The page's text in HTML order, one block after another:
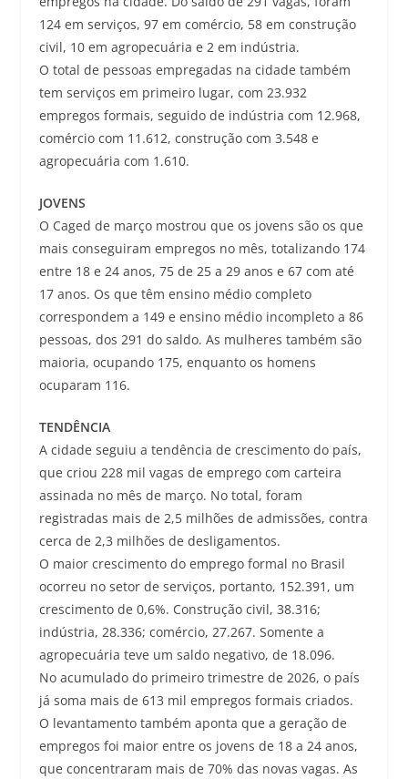
124 em serviços, 97 em comércio, 58 em construção
civil, 10 em agropecuária e 2 em indústria.
O total de pessoas empregadas na cidade também
tem serviços em primeiro lugar, com 23.932
empregos formais, seguido de indústria com 12.968,
comércio com 11.612, construção com 3.548 e
agropecuária com 1.610.
JOVENS
O Caged de março mostrou que os jovens são os que
mais conseguiram empregos no mês, totalizando 174
entre 18 e 24 anos, 75 de 25 a 29 anos e 67 com até
17 anos. Os que têm ensino médio completo
correspondem a 149 e ensino médio incompleto a 86
pessoas, dos 291 do saldo. As mulheres também são
maioria, ocupando 175, enquanto os homens
ocuparam 116.
TENDÊNCIA
A cidade seguiu a tendência de crescimento do país,
que criou 228 mil vagas de emprego com carteira
assinada no mês de março. No total, foram
registradas mais de 2,5 milhões de admissões, contra
cerca de 2,3 milhões de desligamentos.
O maior crescimento do emprego formal no Brasil
ocorreu no setor de serviços, portanto, 152.391, um
crescimento de 0,6%. Construção civil, 38.316;
indústria, 28.336; comércio, 27.267. Somente a
agropecuária teve um saldo negativo, de 18.096.
No acumulado do primeiro trimestre de 2026, o país
já soma mais de 613 mil empregos formais criados.
O levantamento também aponta que a geração de
empregos foi maior entre os jovens de 18 a 24 anos,
que concentraram mais de 70% das novas vagas. As